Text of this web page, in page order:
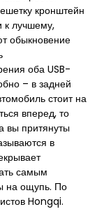
кронштейн
к лучшему,
обыкновение
оба USB-
– в задней
стоит на
вперед, то
вы притянуты
в
самым
на ощупь. По
Hongqi.